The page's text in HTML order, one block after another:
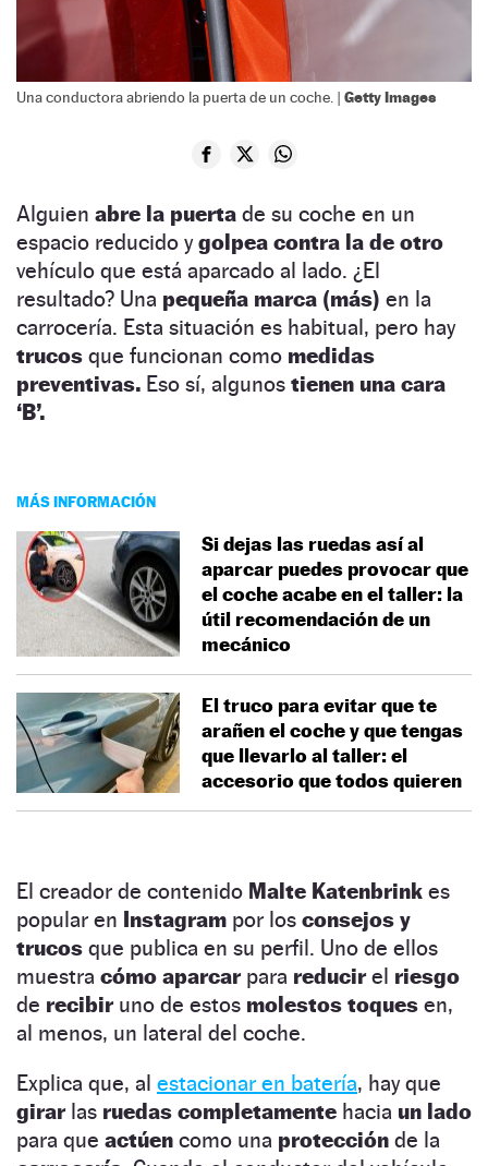
Una conductora abriendo la puerta de un coche. | Getty Images
Alguien abre la puerta de su coche en un
espacio reducido ygolpea contra la de otro
vehículo que está aparcado al lado. ¿El
resultado? Una pequeña marca (más) en la
carrocería. Esta situación es habitual, pero hay
trucos que funcionan como medidas
preventivas. Eso sí, algunos tienen una cara
‘B’.
MÁS INFORMACIÓN
Si dejas las ruedas así al
aparcar puedes provocar que
el coche acabe en el taller: la
útil recomendación de un
mecánico
El truco para evitar que te
arañen el coche y que tengas
que llevarlo al taller: el
accesorio que todos quieren
El creador de contenido Malte Katenbrink es
popular en Instagram por los consejos y
trucos que publica en su perfil. Uno de ellos
muestra cómo aparcar para reducirel riesgo
de recibir uno de estos molestos toques en,
al menos, un lateral del coche.
Explica que, al estacionar en batería, hay que
girar las ruedas completamente hacia un lado
para que actúen como una protección de la